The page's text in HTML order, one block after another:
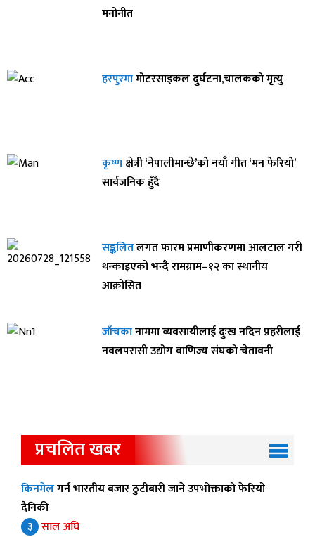
मनोनीत
हरपुरमामोटरसाइकल दुर्घटना,चालकको मृत्यु
कृष्णक्षेत्री ‘नेपालीमान्छे’को नयाँ गीत ‘मन फेरियो’
सार्वजनिक हुँदै
सङ्कलितलगत फारम प्रमाणीकरणमा आलटाल गरी
थन्काइएको भन्दै रामग्राम–१२ का स्थानीय
आक्रोसित
जाँचकानाममा व्यवसायीलाई दुःख नदिन प्रहरीलाई
नवलपरासी उद्योग वाणिज्य संघको चेतावनी
प्रचलित खबर
किनमेलगर्न भारतीय बजार ठुटीबारी जाने उपभोक्ताको फेरियो
दैनिकी
३ साल अघि